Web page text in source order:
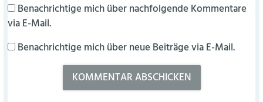
Benachrichtige mich über nachfolgende Kommentare
via E-Mail.
Benachrichtige mich über neue Beiträge via E-Mail.